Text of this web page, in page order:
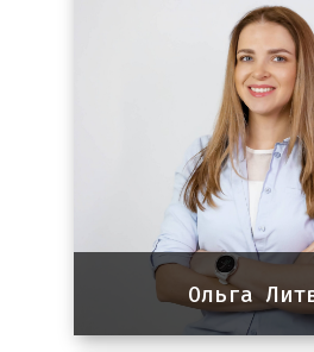
9 років досвіду в SEO
маркетингу. Працює з
компаніями,
послуг. Основні ринки
Австралія, Європа
Ольга